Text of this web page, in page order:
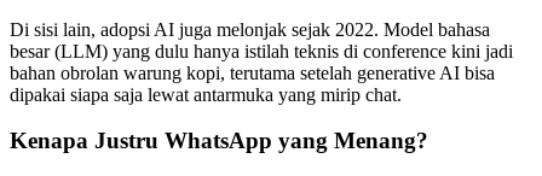
Di sisi lain, adopsi AI juga melonjak sejak 2022. Model bahasa
besar (LLM) yang dulu hanya istilah teknis di conference kini jadi
bahan obrolan warung kopi, terutama setelah generative AI bisa
dipakai siapa saja lewat antarmuka yang mirip chat.
Kenapa Justru WhatsApp yang Menang?